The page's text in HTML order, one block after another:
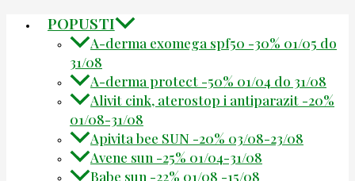
POPUSTI
A-derma exomega spf50 -30% 01/05 do
31/08
A-derma protect -50% 01/04 do 31/08
Alivit cink, aterostop i antiparazit -20%
01/08-31/08
Apivita bee SUN -20% 03/08-23/08
Avene sun -25% 01/04-31/08
Babe sun -22% 01/08 -15/08